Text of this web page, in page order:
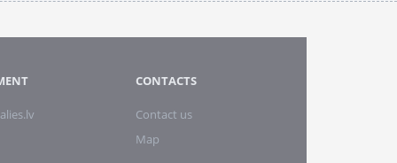
CONTACTS
Contact us
Map